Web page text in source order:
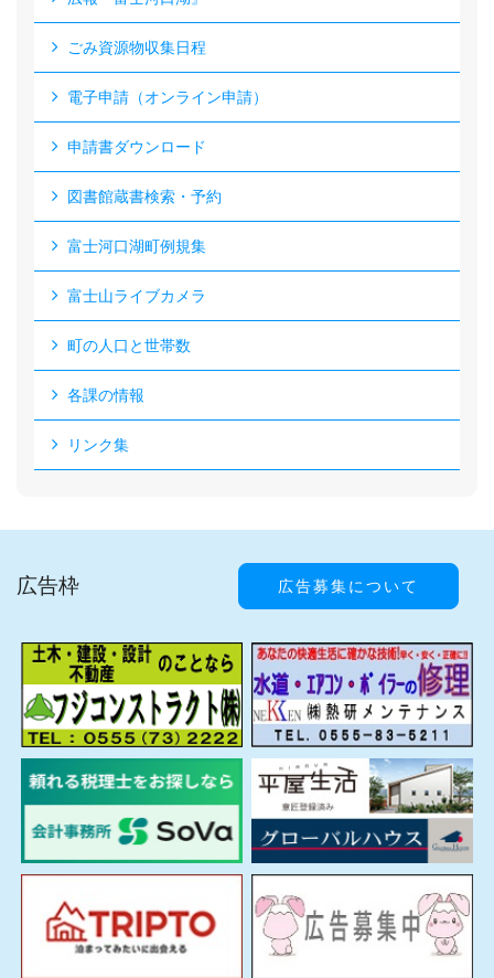
ごみ資源物収集日程
電子申請（オンライン申請）
申請書ダウンロード
図書館蔵書検索・予約
富士河口湖町例規集
富士山ライブカメラ
町の人口と世帯数
各課の情報
リンク集
広告枠 広告募集について